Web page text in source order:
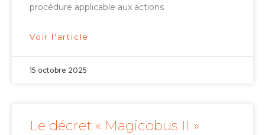
procédure applicable aux actions
Voir l'article
15 octobre 2025
Le décret « Magicobus II »